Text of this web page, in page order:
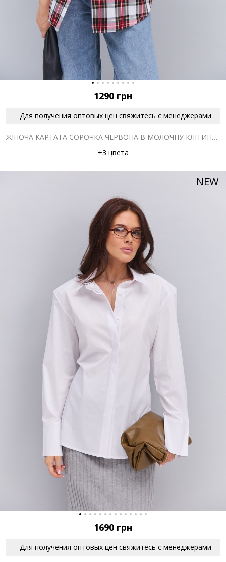
1290 грн
Для получения оптовых цен свяжитесь с менеджерами
ЖІНОЧА КАРТАТА СОРОЧКА ЧЕРВОНА В МОЛОЧНУ КЛІТИНКУ З КИШЕНЕЮ НА ГРУДЯХ
+3 цвета
NEW
1690 грн
Для получения оптовых цен свяжитесь с менеджерами